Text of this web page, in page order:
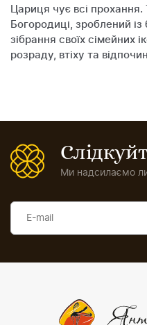
Цариця чує всі
Богородиці, зроблений
зібрання своїх сімейних
розраду, втіху та
Ми надсилаємо